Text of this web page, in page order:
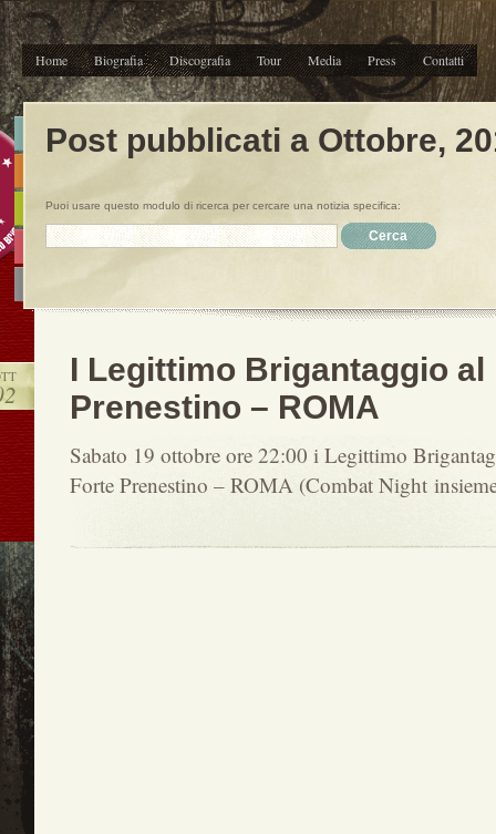
Home Biografia Discografia Tour Media Press Contatti
Post pubblicati a Ottobre,
Puoi usare questo modulo di ricerca per cercare una notizia specifica:
I Legittimo Brigantaggio al
Prenestino – ROMA
Sabato 19 ottobre ore 22:00 i Legittimo
Forte Prenestino – ROMA (Combat Night